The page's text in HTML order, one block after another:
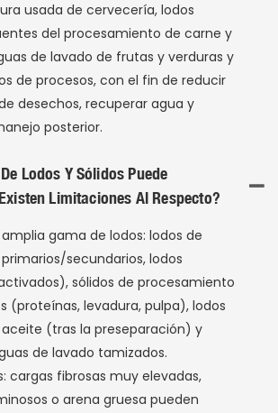
usada de cervecería, lodos
del procesamiento de carne y
de lavado de frutas y verduras y
de procesos, con el fin de reducir
desechos, recuperar agua y
posterior.
Lodos Y Sólidos Puede
Limitaciones Al Respecto?
gama de lodos: lodos de
secundarios, lodos
sólidos de procesamiento
(proteínas, levadura, pulpa), lodos
(tras la preseparación) y
de lavado tamizados.
cargas fibrosas muy elevadas,
o arena gruesa pueden